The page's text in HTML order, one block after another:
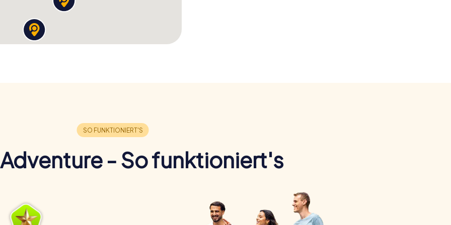
- So funktioniert's